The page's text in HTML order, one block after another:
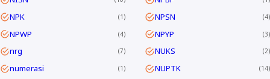
NPK 1 NPSN 4
NPWP 4 NPYP 3
nrg 7 NUKS 2
numerasi 1 NUPTK 14